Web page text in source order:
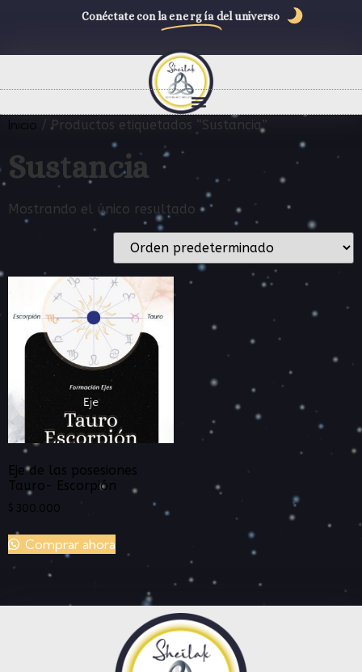
Conéctate con la energía del universo
Inicio / Productos etiquetados “Sustancia”
Sustancia
Mostrando el único resultado
Eje de las posesiones
Tauro- Escorpión
$ 300.000
Comprar ahora